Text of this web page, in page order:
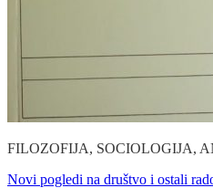
FILOZOFIJA, SOCIOLOGIJA,
Novi pogledi na društvo i ostali